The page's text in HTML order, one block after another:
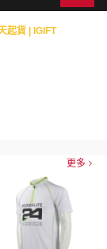
起貨 | IGIFT
更多